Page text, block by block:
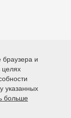
и
целях
указанных
больше